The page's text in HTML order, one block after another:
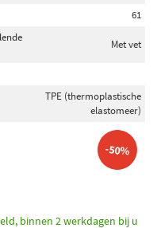
61
Met vet
TPE (thermoplastische
elastomeer)
-50%
binnen 2 werkdagen bij u